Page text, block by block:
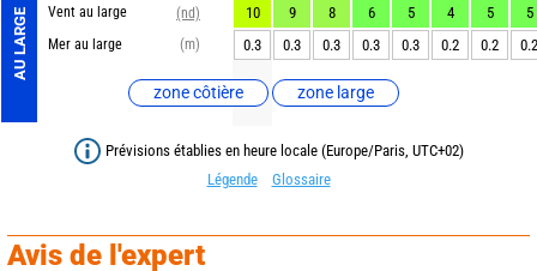
AU LARGE Vent au large
(nd)
Mer au large
(m)
zone côtière zone large
10 9 8 6 5 4 5
5
0.3
0.3 0.3 0.3 0.3 0.2 0.2 0.2
Prévisions établies en heure locale (Europe/Paris, UTC+02)
Légende
Glossaire
Avis de l'expert